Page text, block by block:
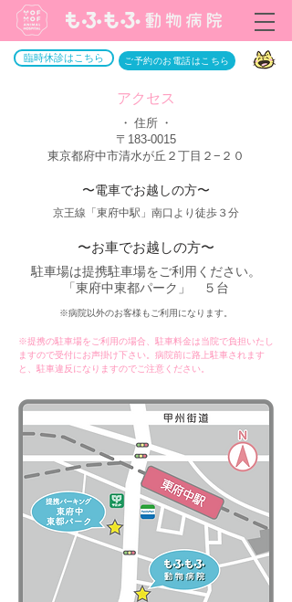
臨時休診はこちら ご予約のお電話はこちら
​アクセス
・ 住所 ・
〒183-0015
東京都府中市清水が丘２丁目２−２０
〜電車でお越しの方〜
京王線「東府中駅」南口より徒歩３分
〜お車でお越しの方〜
駐車場は提携駐車場をご利用ください。
「東府中東都パーク」 ５台
※病院以外のお客様もご利用になります。
※提携の駐車場をご利用の場合、駐車料金は当院で負担いたし
ますので受付にお声掛け下さい。病院前に路上駐車されます
と、駐車違反になりますのでご注意ください。